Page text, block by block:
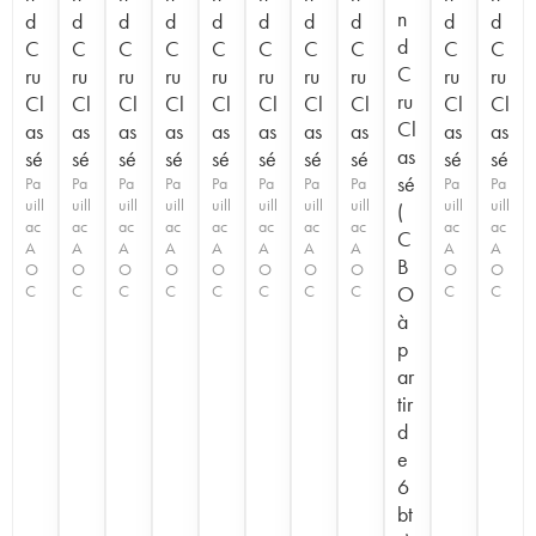
d
C
ru
Cl
as
sé
Pa
uill
ac
A
O
C
d
C
ru
Cl
as
sé
Pa
uill
ac
A
O
C
d
C
ru
Cl
as
sé
Pa
uill
ac
A
O
C
d
C
ru
Cl
as
sé
Pa
uill
ac
A
O
C
d
C
ru
Cl
as
sé
Pa
uill
ac
A
O
C
d
C
ru
Cl
as
sé
Pa
uill
ac
A
O
C
d
C
ru
Cl
as
sé
Pa
uill
ac
A
O
C
d
C
ru
Cl
as
sé
Pa
uill
ac
A
O
C
n
d
C
ru
Cl
as
sé
(
C
B
O
à
p
ar
tir
d
e
6
bt
d
C
ru
Cl
as
sé
Pa
uill
ac
A
O
C
d
C
ru
Cl
as
sé
Pa
uill
ac
A
O
C